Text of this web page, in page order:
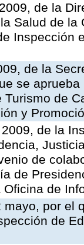
de la
Salud de
Inspección
de la
se
Turismo de
y
de la
de
de
de
mayo, por el
de